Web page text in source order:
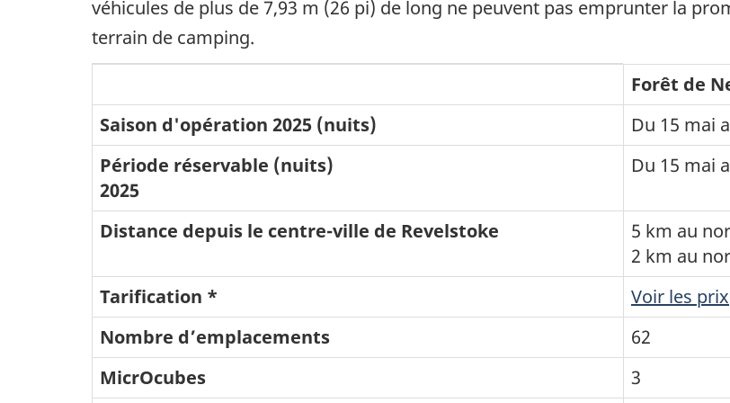
véhicules de plus de 7,93 m (26 pi) de long ne peuvent pas emprunter la
terrain de camping.
du
Parc
national
du
Mont-
Forêt de
Saison d'opération 2025 (nuits)
Du 15 mai
Période réservable (nuits)
2025
Du 15 mai
Distance depuis le centre-ville de Revelstoke
5 km au
2 km au
Tarification *
Voir les prix
Nombre d’emplacements
62
MicrOcubes
3